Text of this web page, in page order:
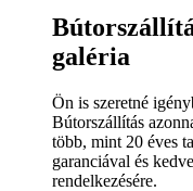
galéria
Ön is szeretné
Bútorszállítás
több, mint 20 éves
garanciával és
rendelkezésére.